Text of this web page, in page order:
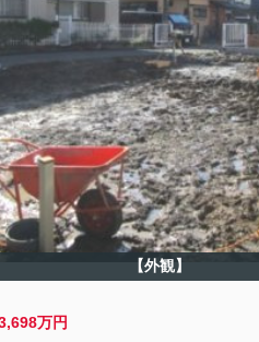
【外観】
万円